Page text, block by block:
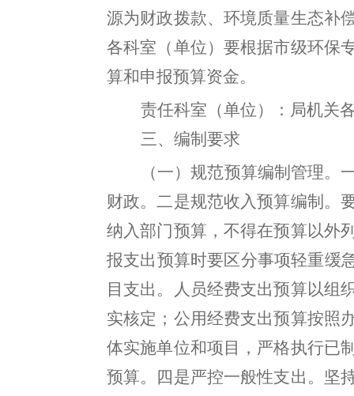
源为财政拨款、环境质量生态补
各科室（单位）要根据市级环保
算和申报预算资金。
责任科室（单位）：局机关
三、编制要求
（一）规范预算编制管理。
财政。二是规范收入预算编制 。
纳入部门预算 ， 不得在预算以外
报支出预算时要区分事项轻重缓
目支出。
人员经费支出预算以组
实核定 ； 公用经费支出预算按照
体实施单位和项目 ， 严格执行已
预算。 四是严控一般性支出 。 坚